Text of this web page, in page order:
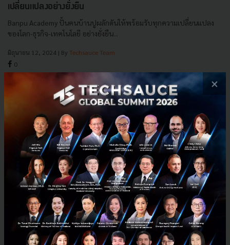
เปลี่ยนแปลงอย่างยั่งยืน
Banpu Academy ปั้นคนบ้านปูผลักดันให้พร้อมรับทุกความเปลี่ยนแปลง
ของโลก-ธุรกิจ-เทคโนโลยี อย่างยั่งยืน...
มิถุนายน 12, 2024 | By Techsauce Team
0
sustainable-ecosystem ×